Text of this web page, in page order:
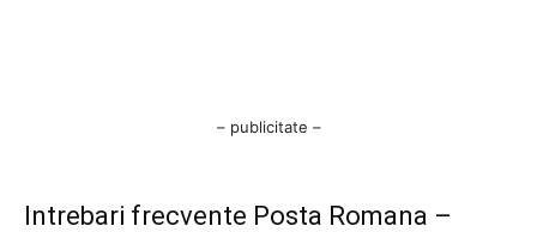
– publicitate –
Intrebari frecvente Posta Romana –